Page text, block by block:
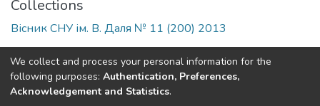
Collections
Вісник СНУ ім. В. Даля № 11 (200) 2013
Full item page
Dspace & Volodymyr Dahl East Ukrainian National University
We collect and process your personal information for the
following purposes: Authentication, Preferences,
Acknowledgement and Statistics.